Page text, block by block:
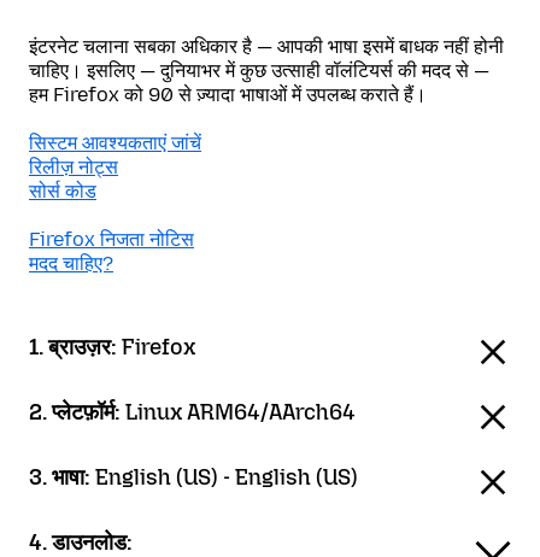
इंटरनेट चलाना सबका अधिकार है — आपकी भाषा इसमें बाधक नहीं होनी
चाहिए। इसलिए — दुनियाभर में कुछ उत्साही वॉलंटियर्स की मदद से —
हम Firefox को 90 से ज़्यादा भाषाओं में उपलब्ध कराते हैं।
सिस्टम आवश्यकताएं जांचें
रिलीज़ नोट्स
सोर्स कोड
Firefox निजता नोटिस
मदद चाहिए?
1. ब्राउज़र: Firefox
2. प्लेटफ़ॉर्म: Linux ARM64/AArch64
3. भाषा: English (US) - English (US)
4. डाउनलोड: